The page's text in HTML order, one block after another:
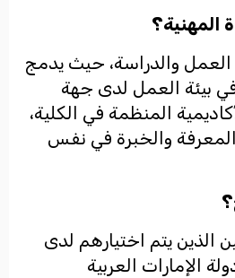
المهنية؟
والدراسة، حيث يدمج
بيئة العمل لدى جهة
المنظمة في الكلية،
والخبرة في نفس
الذين يتم اختيارهم لدى
الإمارات العربية